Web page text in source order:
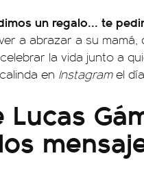
un regalo... te
a abrazar a su
la vida junto a
en Instagramel
Lucas